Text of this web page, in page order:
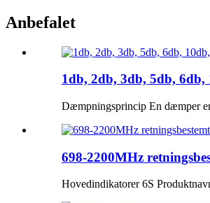
Anbefalet
1db, 2db, 3db, 5db, 6db,
Dæmpningsprincip En dæmper
698-2200MHz
Hovedindikatorer 6S